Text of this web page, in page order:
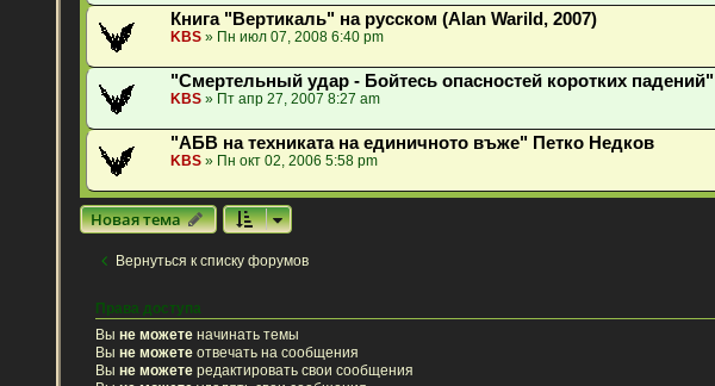
Книга "Вертикаль" на русском (Alan Warild, 2007)
KBS » Пн июл 07, 2008 6:40 pm
"Смертельный удар - Бойтесь опасностей коротких падений"
KBS » Пт апр 27, 2007 8:27 am
"АБВ на техниката на единичното въже" Петко Недков
KBS » Пн окт 02, 2006 5:58 pm
Новая тема
Вернуться к списку форумов
Права доступа
Выне можете начинать темы
Выне можете отвечать на сообщения
Выне можете редактировать свои сообщения